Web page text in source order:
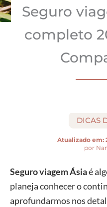
Seguro
completo
DICAS
Atualizado em:
por
Seguro viagem Ásiaé
planeja conhecer o
aprofundarmos nos